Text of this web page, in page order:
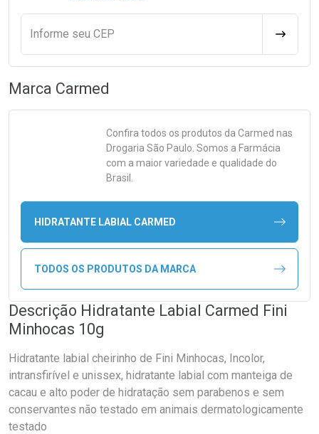
Informe seu CEP
Marca Carmed
Confira todos os produtos da Carmed nas
Drogaria São Paulo. Somos a Farmácia
com a maior variedade e qualidade do
Brasil.
HIDRATANTE LABIAL CARMED
TODOS OS PRODUTOS DA MARCA
Descrição Hidratante Labial Carmed Fini
Minhocas 10g
Hidratante labial cheirinho de Fini Minhocas, Incolor,
intransfirível e unissex, hidratante labial com manteiga de
cacau e alto poder de hidratação sem parabenos e sem
conservantes não testado em animais dermatologicamente
testado